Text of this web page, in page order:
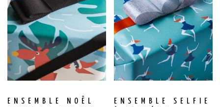
ENSEMBLE NOËL
ENSEMBLE SELFIE